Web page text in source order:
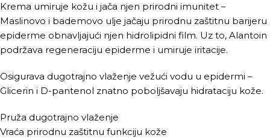
Krema umiruje kožu i jača njen prirodni imunitet –
Maslinovo i bademovo ulje jačaju prirodnu zaštitnu barijeru
epiderme obnavljajući njen hidrolipidni film. Uz to, Alantoin
podržava regeneraciju epiderme i umiruje iritacije.
Osigurava dugotrajno vlaženje vežući vodu u epidermi –
Glicerin i D-pantenol znatno poboljšavaju hidrataciju kože.
Pruža dugotrajno vlaženje
Vraća prirodnu zaštitnu funkciju kože